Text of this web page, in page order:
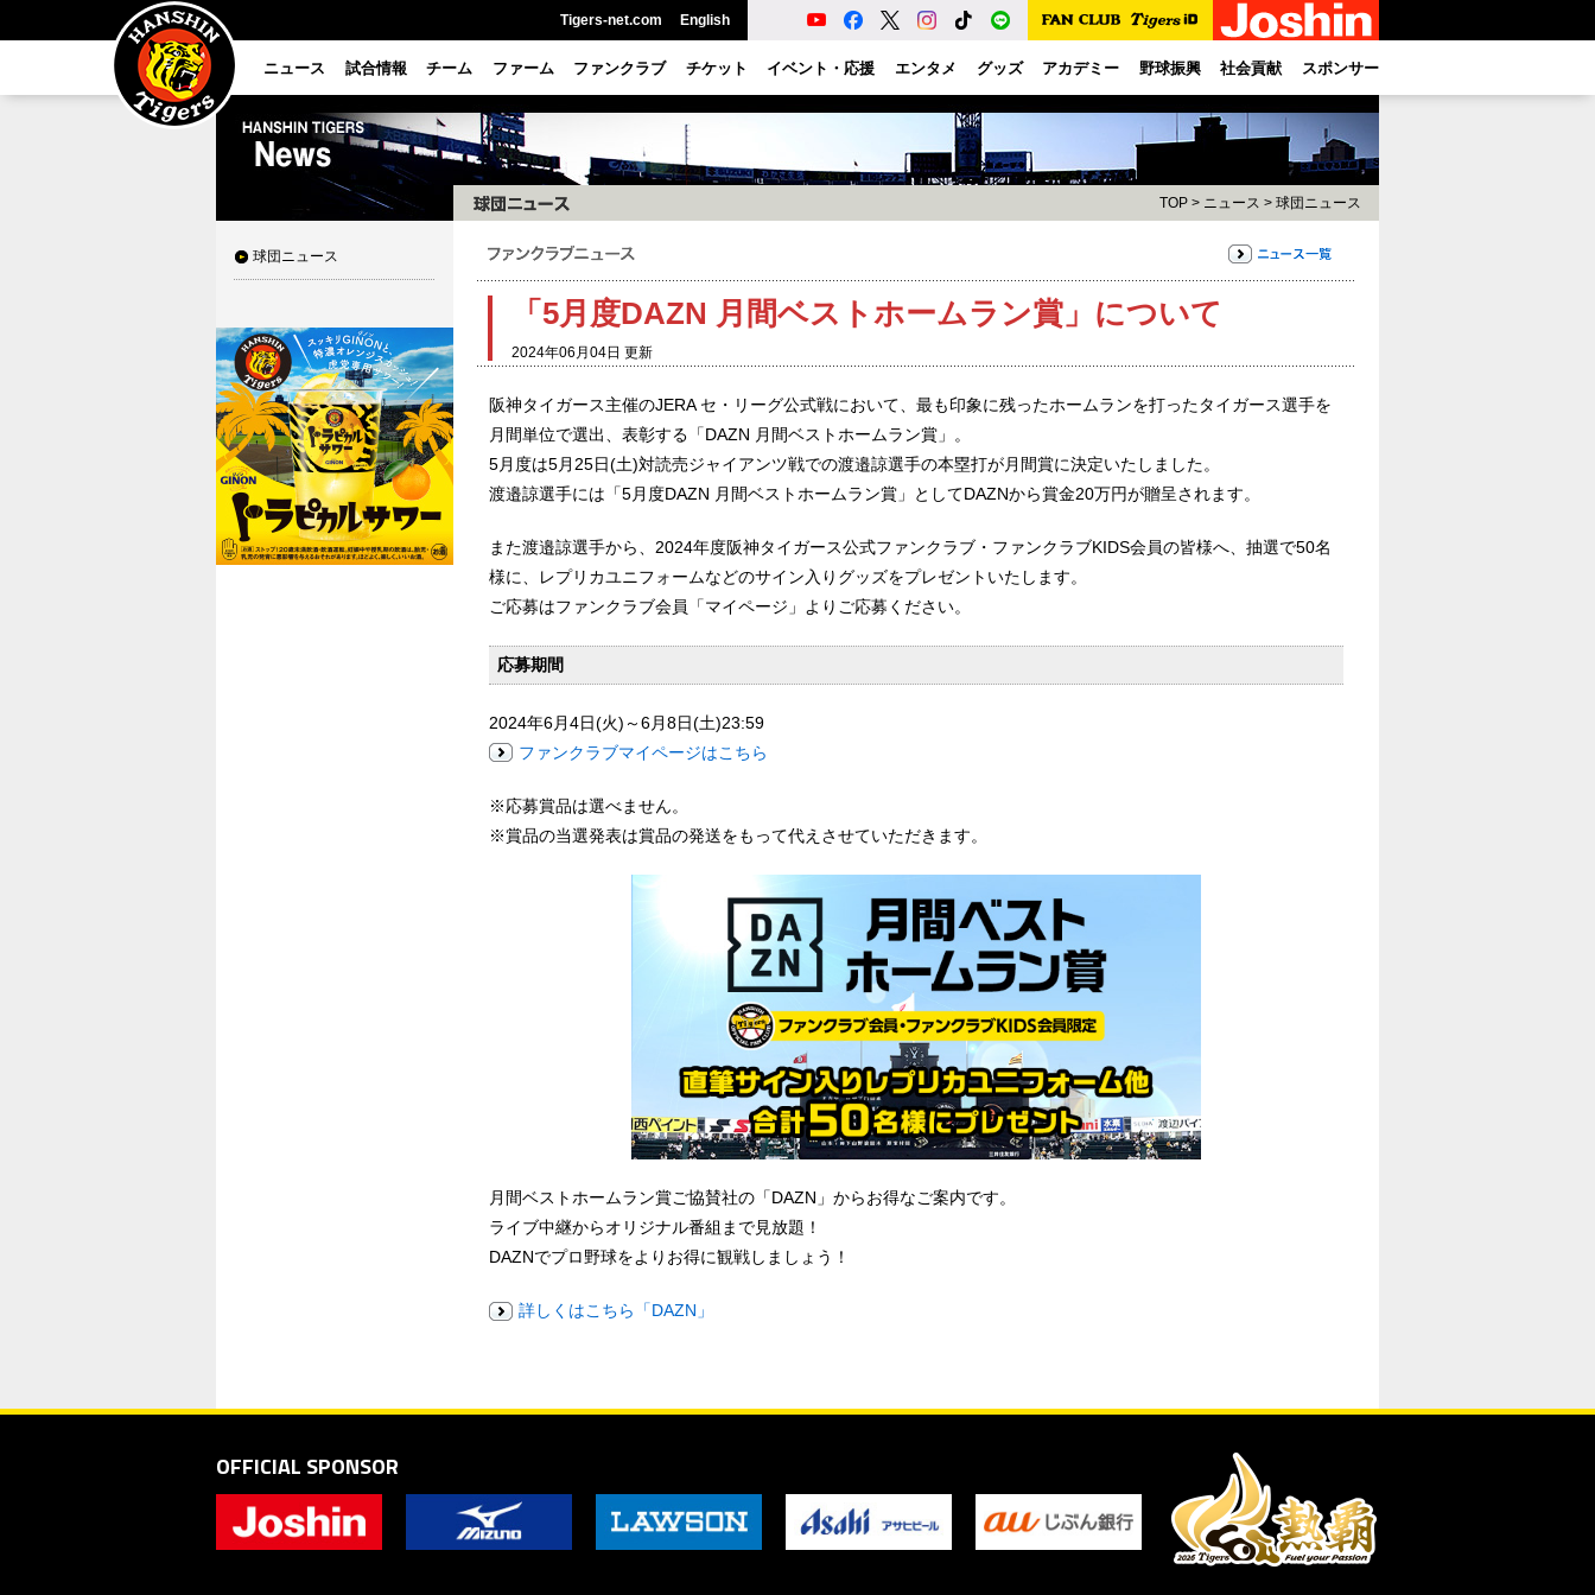
Tigers-net.com English
ニュース 試合情報 チーム ファーム ファンクラブ チケット イベント・応援 エンタメ グッズ アカデミー 野球振興 社会貢献 スポンサー
球団ニュース
TOP > ニュース > 球団ニュース
「5月度DAZN 月間ベストホームラン賞」について
2024年06月04日 更新
阪神タイガース主催のJERA セ・リーグ公式戦において、最も印象に残ったホームランを打ったタイガース選手を
月間単位で選出、表彰する「DAZN 月間ベストホームラン賞」。
5月度は5月25日(土)対読売ジャイアンツ戦での渡邉諒選手の本塁打が月間賞に決定いたしました。
渡邉諒選手には「5月度DAZN 月間ベストホームラン賞」としてDAZNから賞金20万円が贈呈されます。
また渡邉諒選手から、2024年度阪神タイガース公式ファンクラブ・ファンクラブKIDS会員の皆様へ、抽選で50名
様に、レプリカユニフォームなどのサイン入りグッズをプレゼントいたします。
ご応募はファンクラブ会員「マイページ」よりご応募ください。
応募期間
2024年6月4日(火)～6月8日(土)23:59
ファンクラブマイページはこちら
※応募賞品は選べません。
※賞品の当選発表は賞品の発送をもって代えさせていただきます。
月間ベストホームラン賞ご協賛社の「DAZN」からお得なご案内です。
ライブ中継からオリジナル番組まで見放題！
DAZNでプロ野球をよりお得に観戦しましょう！
詳しくはこちら「DAZN」
OFFICIAL SPONSOR